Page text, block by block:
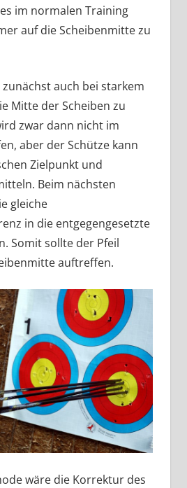
im normalen Training
auf die Scheibenmitte zu
auch bei starkem
Mitte der Scheiben zu
zwar dann nicht im
aber der Schütze kann
Zielpunkt und
Beim nächsten
gleiche
in die entgegengesetzte
Somit sollte der Pfeil
auftreffen.
wäre die Korrektur des